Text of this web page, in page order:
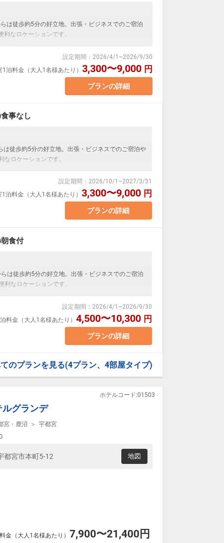
は徒歩約5分の好立地。出張・ビジネスでのご宿泊
なロケーションです。
、お2人でベッド1台をご利用いただきます。
。（実施している自治体のみ）
いて】
セージ」に人数・年齢を必ず入力してください。
設定期間 ： 2026/4/1 ~2026/9/30
1泊料金（大人1名様あたり） 3,300〜9,000 円
プランの詳細
事なし
は徒歩約5分の好立地。出張・ビジネスでのご宿泊や
なロケーションです。
、お2人でベッド1台をご利用いただきます。
。（実施している自治体のみ）
いて】
セージ」に人数・年齢を必ず入力してください。
設定期間 ： 2026/10/1 ~2027/3/31
泊料金（大人1名様あたり） 3,300〜9,000 円
プランの詳細
食付
は徒歩約5分の好立地。出張・ビジネスでのご宿泊
なロケーションです。
、お2人でベッド1台をご利用いただきます。
。（実施している自治体のみ）
いて】
設定期間 ： 2026/4/1 ~2026/9/30
料金（大人1名様あたり） 4,500〜10,300 円
プランの詳細
のプランを見る(4プラン、4部屋タイプ)
グランデ
ホテルコード:01503
宮・鹿沼 宇都宮
都宮市本町5-12 地図
金（大人1名様あたり） 7,900〜21,400円